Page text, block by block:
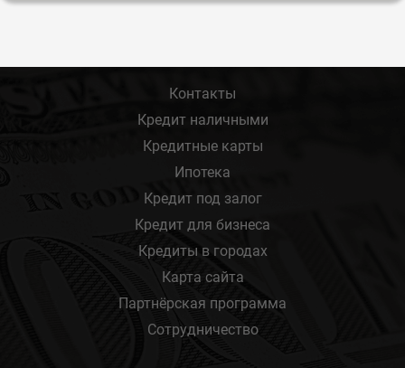
Контакты
Кредит наличными
Кредитные карты
Ипотека
Кредит под залог
Кредит для бизнеса
Кредиты в городах
Карта сайта
Партнёрская программа
Сотрудничество